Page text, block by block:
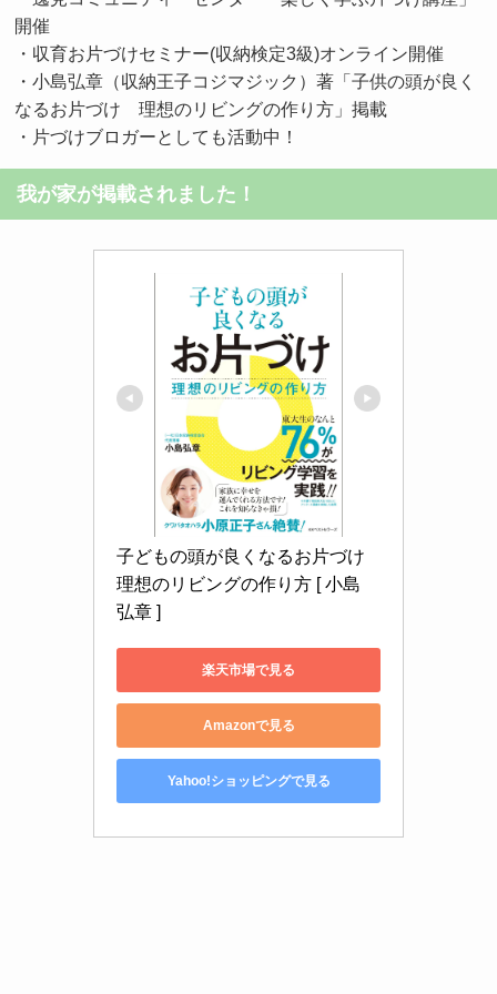
開催
・収育お片づけセミナー(収納検定3級)オンライン開催
・小島弘章（収納王子コジマジック）著「子供の頭が良く
なるお片づけ 理想のリビングの作り方」掲載
・片づけブロガーとしても活動中！
我が家が掲載されました！
子どもの頭が良くなるお片づけ
理想のリビングの作り方 [ 小島
弘章 ]
楽天市場で見る
Amazonで見る
Yahoo!ショッピングで見る